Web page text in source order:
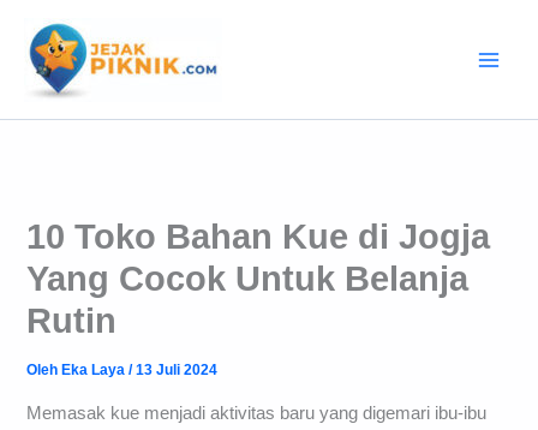
konten
10 Toko Bahan Kue di Jogja
Yang Cocok Untuk Belanja
Rutin
Oleh Eka Laya/13 Juli 2024
Memasak kue menjadi aktivitas baru yang digemari ibu-ibu